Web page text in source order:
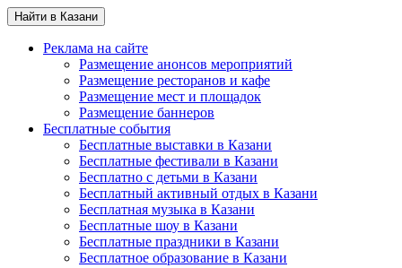
Найти в Казани
Реклама на сайте
Размещение анонсов мероприятий
Размещение ресторанов и кафе
Размещение мест и площадок
Размещение баннеров
Бесплатные события
Бесплатные выставки в Казани
Бесплатные фестивали в Казани
Бесплатно с детьми в Казани
Бесплатный активный отдых в Казани
Бесплатная музыка в Казани
Бесплатные шоу в Казани
Бесплатные праздники в Казани
Бесплатное образование в Казани